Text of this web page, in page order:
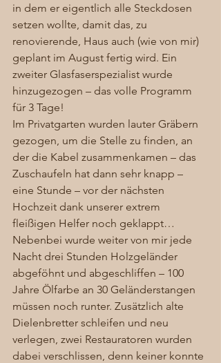
in dem er eigentlich alle Steckdosen
setzen wollte, damit das, zu
renovierende, Haus auch (wie von mir)
geplant im August fertig wird. Ein
zweiter Glasfaserspezialist wurde
hinzugezogen – das volle Programm
für 3 Tage!
Im Privatgarten wurden lauter Gräbern
gezogen, um die Stelle zu finden, an
der die Kabel zusammenkamen – das
Zuschaufeln hat dann sehr knapp –
eine Stunde – vor der nächsten
Hochzeit dank unserer extrem
fleißigen Helfer noch geklappt…
Nebenbei wurde weiter von mir jede
Nacht drei Stunden Holzgeländer
abgeföhnt und abgeschliffen – 100
Jahre Ölfarbe an 30 Geländerstangen
müssen noch runter. Zusätzlich alte
Dielenbretter schleifen und neu
verlegen, zwei Restauratoren wurden
dabei verschlissen, denn keiner konnte